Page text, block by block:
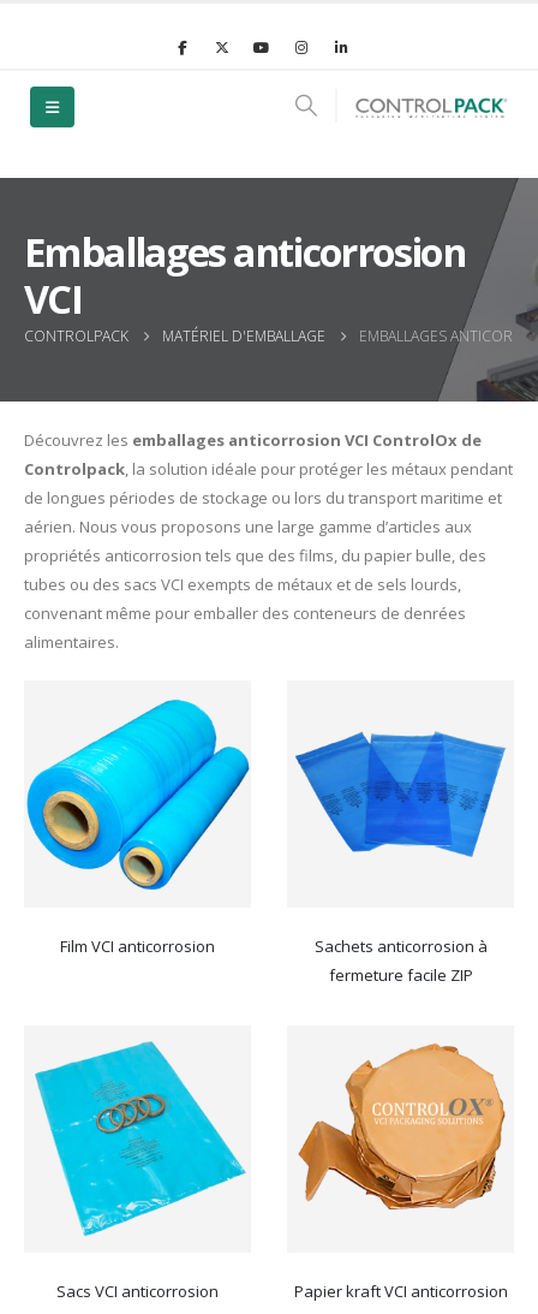
Emballages anticorrosion
VCI
CONTROLPACK MATÉRIEL D'EMBALLAGE EMBALLAGES
Découvrez les emballages anticorrosion VCI ControlOx de
Controlpack , la solution idéale pour protéger les métaux pendant
de longues périodes de stockage ou lors du transport maritime et
aérien. Nous vous proposons une large gamme d’articles aux
propriétés anticorrosion tels que des films, du papier bulle, des
tubes ou des sacs VCI exempts de métaux et de sels lourds,
convenant même pour emballer des conteneurs de denrées
alimentaires.
Film VCI anticorrosion
Sachets anticorrosion à
fermeture facile ZIP
Sacs VCI anticorrosion Papier kraft VCI anticorrosion